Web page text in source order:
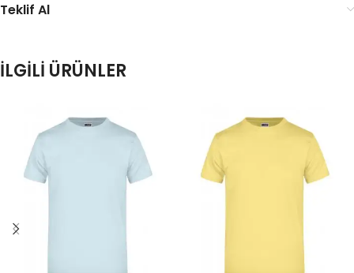
Teklif Al
İLGILI ÜRÜNLER